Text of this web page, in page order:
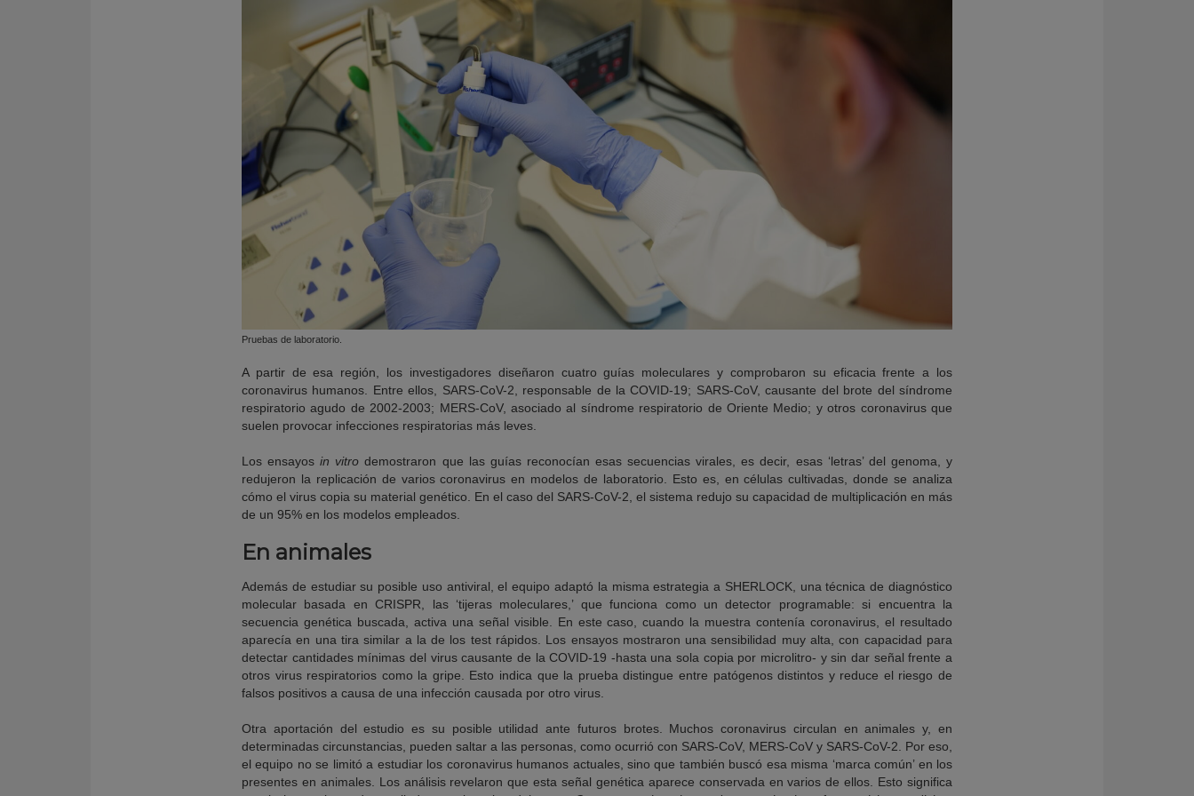
Pruebas de laboratorio.
A partir de esa región, los investigadores diseñaron cuatro guías moleculares y comprobaron su eficacia frente a los
coronavirus humanos. Entre ellos, SARS-CoV-2, responsable de la COVID-19; SARS-CoV, causante del brote del síndrome
respiratorio agudo de 2002-2003; MERS-CoV, asociado al síndrome respiratorio de Oriente Medio; y otros coronavirus que
suelen provocar infecciones respiratorias más leves.
Los ensayosin vitro demostraron que las guías reconocían esas secuencias virales, es decir, esas ‘letras’ del genoma, y
redujeron la replicación de varios coronavirus en modelos de laboratorio. Esto es, en células cultivadas, donde se analiza
cómo el virus copia su material genético.
En el caso del SARS-CoV-2, el sistema redujo su capacidad de multiplicación en más
de un 95% en los modelos empleados.
En animales
Además de estudiar su posible uso antiviral, el equipo adaptó la misma estrategia a SHERLOCK, una técnica de diagnóstico
molecular basada en CRISPR, las ‘tijeras moleculares,’ que funciona como un detector programable: si encuentra la
secuencia genética buscada, activa una señal visible. En este caso, cuando la muestra contenía coronavirus, el resultado
aparecía en una tira similar a la de los test rápidos. Los ensayos mostraron una sensibilidad muy alta, con capacidad para
detectar cantidades mínimas del virus causante de la COVID-19 -hasta una sola copia por microlitro- y sin dar señal frente a
otros virus respiratorios como la gripe. Esto indica que la prueba distingue entre patógenos distintos y reduce el riesgo de
falsos positivos a causa de una infección causada por otro virus.
Otra aportación del estudio es su posible utilidad ante futuros brotes. Muchos coronavirus circulan en animales y, en
determinadas circunstancias, pueden saltar a las personas, como ocurrió con SARS-CoV, MERS-CoV y SARS-CoV-2. Por eso,
el equipo no se limitó a estudiar los coronavirus humanos actuales, sino que también buscó esa misma ‘marca común’ en los
presentes en animales. Los análisis revelaron que esta señal genética aparece conservada en varios de ellos. Esto significa